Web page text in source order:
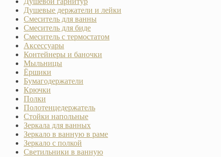
Душевые держатели и лейки
Смеситель для ванны
Смеситель для биде
Смеситель с термостатом
Аксессуары
Контейнеры и баночки
Мыльницы
Ёршики
Бумагодержатели
Крючки
Полки
Полотенцедержатель
Стойки напольные
Зеркала для ванных
Зеркало в ванную в раме
Зеркало с полкой
Светильники в ванную